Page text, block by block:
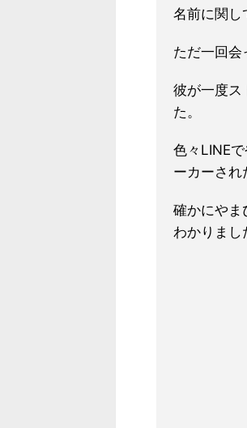
名前に関し
ただ一回会
彼が一度ス
た。
色々LINE
ーカーされ
確かにやま
わかりまし